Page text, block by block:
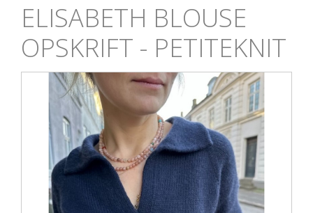
ELISABETH BLOUSE
OPSKRIFT - PETITEKNIT